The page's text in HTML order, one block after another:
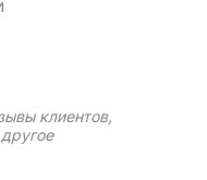
клиентов,